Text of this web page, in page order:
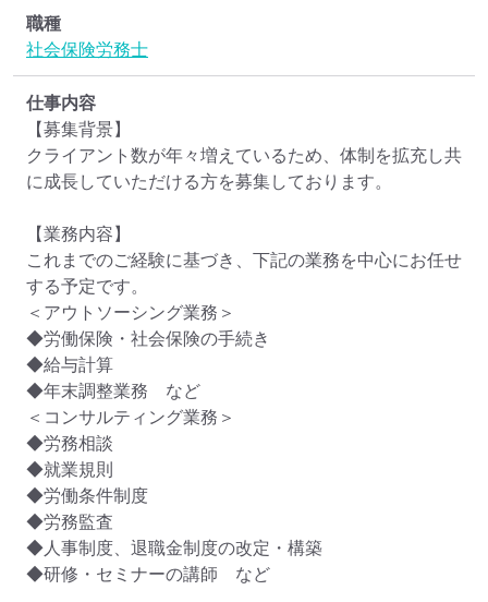
職種
社会保険労務士
仕事内容
【募集背景】
クライアント数が年々増えているため、体制を拡充し共
に成長していただける方を募集しております。
【業務内容】
これまでのご経験に基づき、下記の業務を中心にお任せ
する予定です。
＜アウトソーシング業務＞
◆労働保険・社会保険の手続き
◆給与計算
◆年末調整業務　など
＜コンサルティング業務＞
◆労務相談
◆就業規則
◆労働条件制度
◆労務監査
◆人事制度、退職金制度の改定・構築
◆研修・セミナーの講師　など